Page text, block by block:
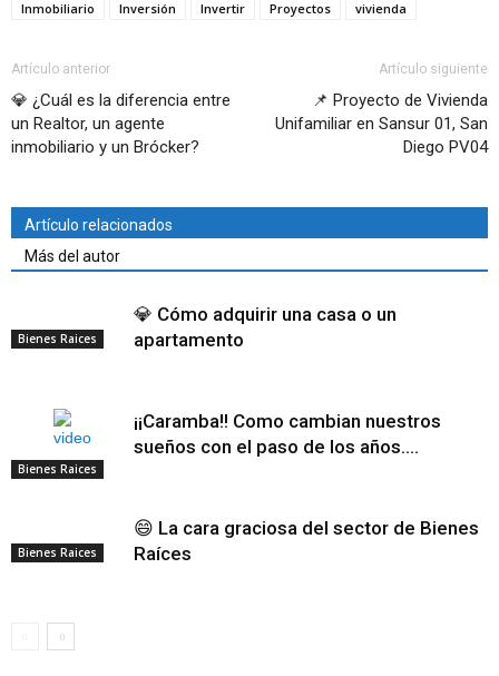
Inmobiliario Inversión Invertir Proyectos vivienda
Artículo anterior
💎 ¿Cuál es la diferencia entre
un Realtor, un agente
inmobiliario y un Brócker?
Artículo siguiente
📌 Proyecto de Vivienda
Unifamiliar en Sansur 01, San
Diego PV04
Artículo relacionados
Más del autor
Bienes Raices
💎 Cómo adquirir una casa o un
apartamento
Bienes Raices
¡¡Caramba!! Como cambian nuestros
sueños con el paso de los años….
Bienes Raices
😄 La cara graciosa del sector de Bienes
Raíces